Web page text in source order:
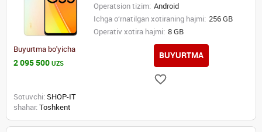
Operatsion tizim: Android
Ichga o‘rnatilgan xotiraning hajmi: 256 GB
Operativ xotira hajmi: 8 GB
Buyurtma bo'yicha
2 095 500 UZS
BUYURTMA
Sotuvchi: SHOP-IT
shahar: Toshkent